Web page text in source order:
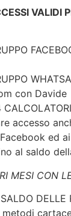
VALIDI
con Davide
accesso
Facebook ed
al saldo
MESI CON
DELLE
metodi